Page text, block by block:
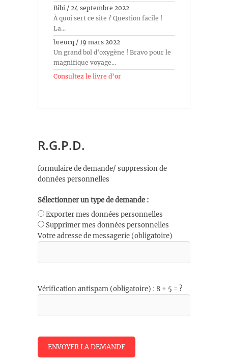
Bibi / 24 septembre 2022
À quoi sert ce site ? Question facile !
La...
breucq / 19 mars 2022
Un grand bol d'oxygène ! Bravo pour le
magnifique voyage...
Consultez le livre d’or
R.G.P.D.
formulaire de demande/ suppression de
données personnelles
Sélectionner un type de demande :
Exporter mes données personnelles
Supprimer mes données personnelles
Votre adresse de messagerie (obligatoire)
Vérification antispam (obligatoire) : 8 + 5 = ?